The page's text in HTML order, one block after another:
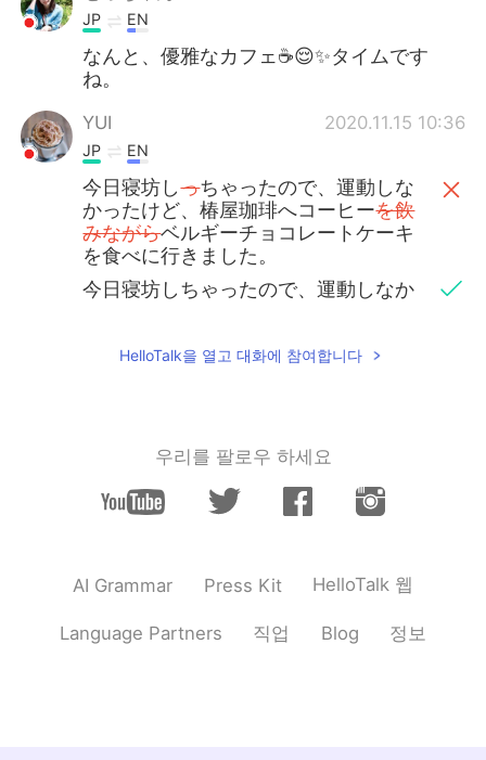
JP EN
なんと、優雅なカフェ☕️😌✨タイムです
ね。
YUI 2020.11.15 10:36
JP EN
今日寝坊しっちゃったので、運動しな
かったけど、椿屋珈琲へコーヒーを飲
みながらベルギーチョコレートケーキ
を食べに行きました。
今日寝坊しちゃったので、運動しなか
ました。
マスべアを買いました。
ので、今夜のデザートにオリジ
ナル・グレーズドとキャラメルクリス
クリスピー・クリーム・ドーナツを使
ったので、オリジナル・グレーズド を
HelloTalk을 열고 대화에 참여합니다
우리를 팔로우 하세요
AI Grammar Press Kit HelloTalk 웹
Language Partners 직업 Blog 정보